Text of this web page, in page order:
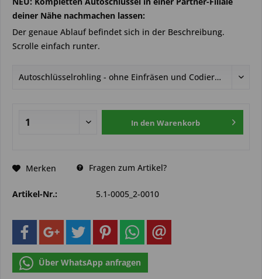
deiner Nähe nachmachen lassen:
Der genaue Ablauf befindet sich in der Beschreibung.
Scrolle einfach runter.
In den Warenkorb
Merken Fragen zum Artikel?
Artikel-Nr.: 5.1-0005_2-0010
Über WhatsApp anfragen